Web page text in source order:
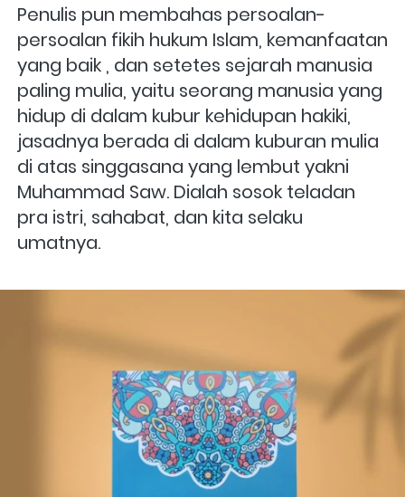
Penulis pun membahas persoalan-
persoalan fikih hukum Islam, kemanfaatan
yang baik , dan setetes sejarah manusia
paling mulia, yaitu seorang manusia yang
hidup di dalam kubur kehidupan hakiki,
jasadnya berada di dalam kuburan mulia
di atas singgasana yang lembut yakni
Muhammad Saw. Dialah sosok teladan
pra istri, sahabat, dan kita selaku
umatnya.